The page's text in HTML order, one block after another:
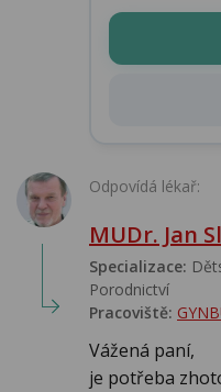
Odpovídá lékař:
MUDr. Jan
Specializace:
Porodnictví
Pracoviště:
Vážená paní,
je potřeba